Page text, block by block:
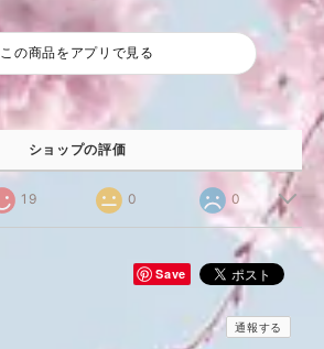
この商品をアプリで見る
ショップの評価
19 0 0
Save
通報する